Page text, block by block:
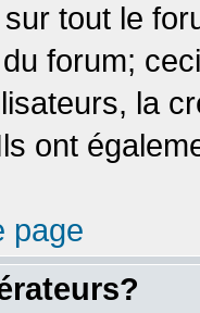
tout le
forum;
la
ont
page